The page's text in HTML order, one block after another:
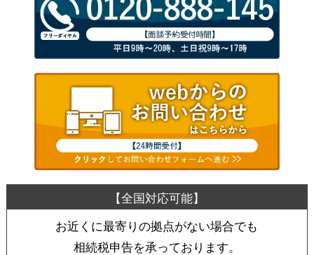
お近くに最寄りの拠点がない場合でも
相続税申告を承っております。